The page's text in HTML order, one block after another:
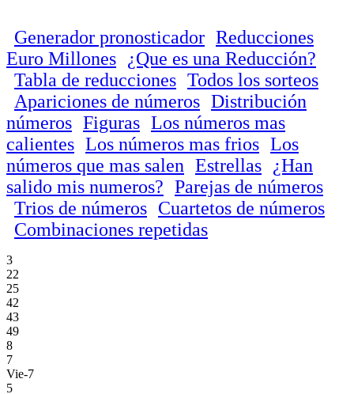
Generador pronosticador Reducciones
Euro Millones
¿Que es una Reducción?
Tabla de reducciones Todos los sorteos
Apariciones de números Distribución
números Figuras Los números mas
calientes Los números mas frios Los
números que mas salen Estrellas
¿Han
salido mis numeros? Parejas de números
Trios de números Cuartetos de números
Combinaciones repetidas
3
22
25
42
43
49
8
7
Vie-7
5